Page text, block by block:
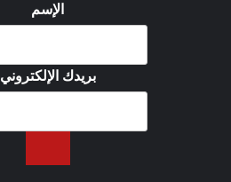
الإسم
بريدك الإلكتروني